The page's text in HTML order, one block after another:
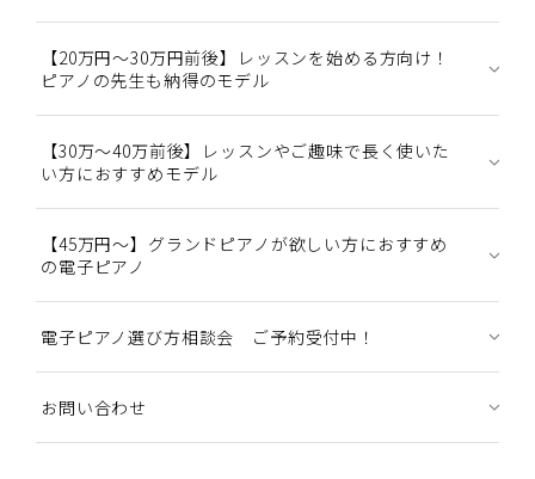
【20万円～30万円前後】レッスンを始める方向け！
ピアノの先生も納得のモデル
【30万～40万前後】レッスンやご趣味で長く使いた
い方におすすめモデル
【45万円～】グランドピアノが欲しい方におすすめ
の電子ピアノ
電子ピアノ選び方相談会 ご予約受付中！
お問い合わせ